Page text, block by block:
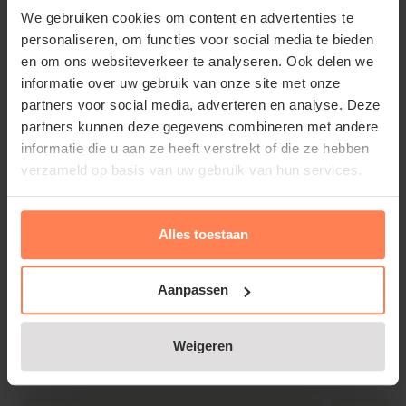
We gebruiken cookies om content en advertenties te
personaliseren, om functies voor social media te bieden
en om ons websiteverkeer te analyseren. Ook delen we
informatie over uw gebruik van onze site met onze
partners voor social media, adverteren en analyse. Deze
partners kunnen deze gegevens combineren met andere
informatie die u aan ze heeft verstrekt of die ze hebben
verzameld op basis van uw gebruik van hun services.
Alles toestaan
Aanpassen
Weigeren
NIET MEEGELEVERD!
Standplaats: Licht, warmte en
luchtvochtigheid
De Ficus elastica 'Belize' doet het goed op een lichte
plek met veel indirect zonlicht. Een te donkere
standplaats kan de groei vertragen en de
bladkleuren minder intens maken. Hoewel hij
halfschaduw verdraagt, is een lichte plek met
gefilterd zonlicht ideaal. Vermijd direct zonlicht,
want dit kan bladverbranding veroorzaken. De
temperatuur moet tussen de 18 en 26°C liggen, en
Lees meer
Gerelateerde producten